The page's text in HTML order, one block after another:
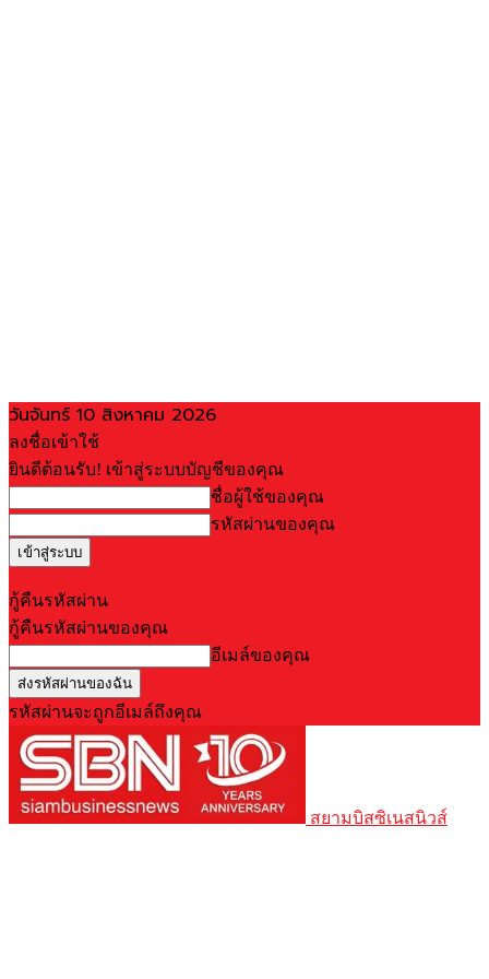
วันจันทร์ 10 สิงหาคม 2026
ลงชื่อเข้าใช้
ยินดีต้อนรับ! เข้าสู่ระบบบัญชีของคุณ
ชื่อผู้ใช้ของคุณ
รหัสผ่านของคุณ
กู้คืนรหัสผ่าน
กู้คืนรหัสผ่านของคุณ
อีเมล์ของคุณ
รหัสผ่านจะถูกอีเมล์ถึงคุณ
สยามบิสซิเนสนิวส์